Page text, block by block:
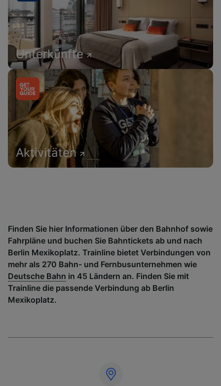
Unterkünfte
Aktivitäten
Finden Sie hier Informationen über den Bahnhof sowie
Fahrpläne und buchen Sie Bahntickets ab und nach
Berlin Mexikoplatz. Trainline bietet Verbindungen von
mehr als 270 Bahn- und Fernbusunternehmen wie
Deutsche Bahn in 45 Ländern an. Finden Sie mit
Trainline die passende Verbindung ab Berlin
Mexikoplatz.